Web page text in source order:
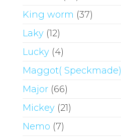
King worm (37)
Laky (12)
Lucky (4)
Maggot( Speckmade)
Major (66)
Mickey (21)
Nemo (7)